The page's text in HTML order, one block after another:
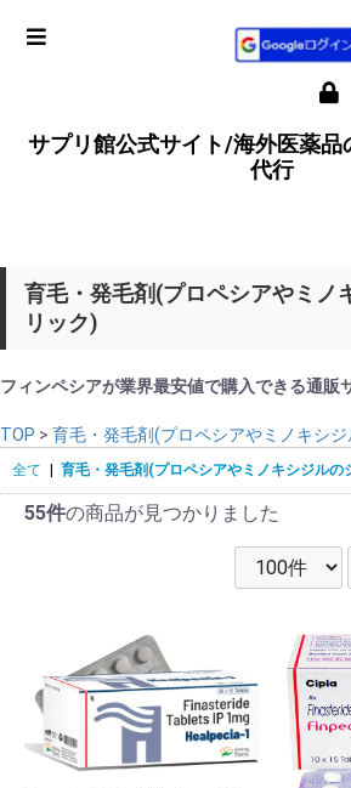
サプリ館公式サイト/海外医薬品
代行
育毛・発毛剤(プロペシアやミノ
リック)
フィンペシアが業界最安値で購入できる通販
TOP > 育毛・発毛剤(プロペシアやミノキシ
全て 育毛・発毛剤(プロペシアやミノキシジルの
55件の商品が見つかりました